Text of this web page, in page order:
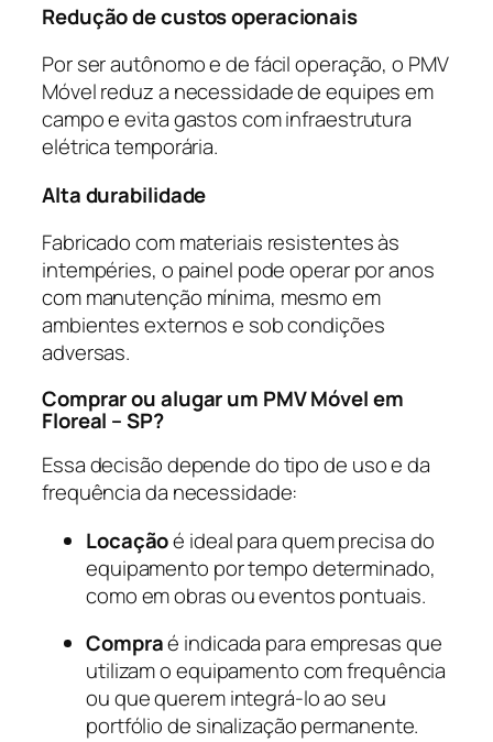
Redução de custos operacionais
Por ser autônomo e de fácil operação, o PMV
Móvel reduz a necessidade de equipes em
campo e evita gastos com infraestrutura
elétrica temporária.
Alta durabilidade
Fabricado com materiais resistentes às
intempéries, o painel pode operar por anos
com manutenção mínima, mesmo em
ambientes externos e sob condições
adversas.
Comprar ou alugar um PMV Móvel em
Floreal – SP?
Essa decisão depende do tipo de uso e da
frequência da necessidade:
Locaçãoé ideal para quem precisa do
equipamento por tempo determinado,
como em obras ou eventos pontuais.
Compraé indicada para empresas que
utilizam o equipamento com frequência
ou que querem integrá-lo ao seu
portfólio de sinalização permanente.